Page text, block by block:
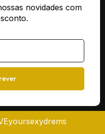
novidades com